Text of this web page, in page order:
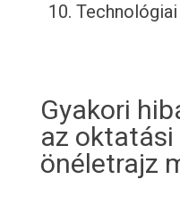
Gyakori
az
önéletrajz